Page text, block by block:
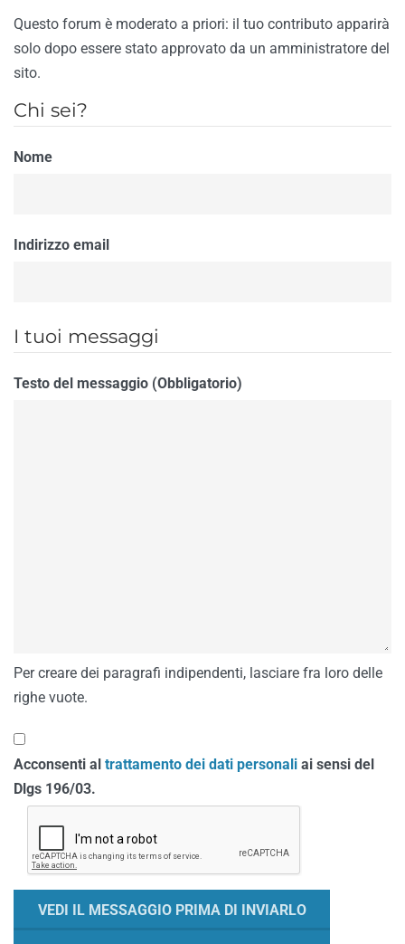
Questo forum è moderato a priori: il tuo contributo apparirà
solo dopo essere stato approvato da un amministratore del
sito.
Chi sei?
Nome
Indirizzo email
I tuoi messaggi
Testo del messaggio (Obbligatorio)
Per creare dei paragrafi indipendenti, lasciare fra loro delle
righe vuote.
Acconsenti al trattamento dei dati personali ai sensi del
Dlgs 196/03.